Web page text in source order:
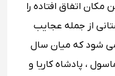
‏مکان اتفاق افتاده را
از جمله عجایب
می شود که میان سال‌
برای ماسول ، پادشاه کاریا و